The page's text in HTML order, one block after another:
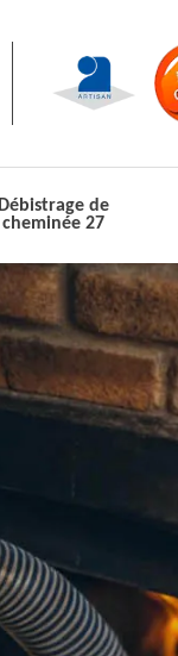
Débistrage de
cheminée 27